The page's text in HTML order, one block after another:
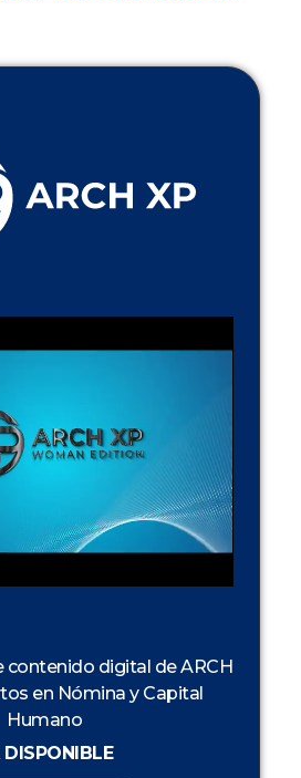
contenido digital de ARCH
en Nómina y Capital
Humano
DISPONIBLE